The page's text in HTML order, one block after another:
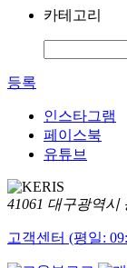
카테고리
등록
인스타그램
페이스북
유튜브
41061 대구광역시
고객센터 (평일: